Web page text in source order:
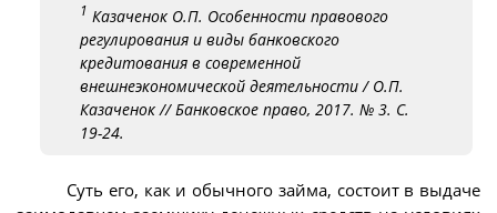
1 Казаченок О.П. Особенности правового
регулирования и виды банковского
кредитования в современной
внешнеэкономической деятельности / О.П.
Казаченок // Банковское право, 2017. № 3. С.
19-24.
Суть его, как и обычного займа, состоит в выдаче